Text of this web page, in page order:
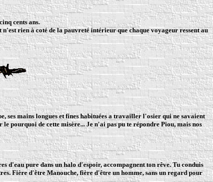
cents ans.
rien à coté de la pauvreté intérieur que chaque voyageur ressent au
ses mains longues et fines habituées a travailler l'osier qui ne savaient
pourquoi de cette misère... Je n'ai pas pu te répondre Piou, mais nos
d'eau pure dans un halo d'espoir, accompagnent ton rêve. Tu conduis
Fière d'être Manouche, fière d'être un homme, sans un regard pour